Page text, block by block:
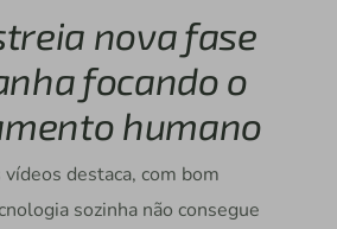
nova fase
focando o
humano
destaca, com bom
sozinha não consegue